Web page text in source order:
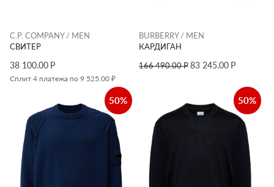
C.P. COMPANY / MEN
СВИТЕР
38 100.00 Р
Сплит 4 платежа по 9 525.00 ₽
BURBERRY / MEN
КАРДИГАН
166 490.00Р 83 245.00 Р
50% 50%